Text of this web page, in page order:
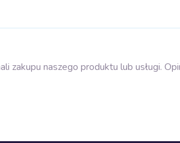
zakupu naszego produktu lub usługi.